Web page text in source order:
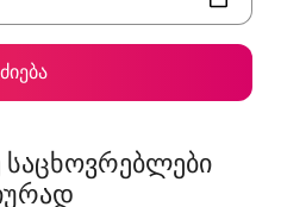
ძიება